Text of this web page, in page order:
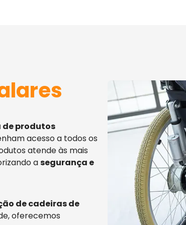
produtos
acesso a todos os
atende às mais
asegurança e
de cadeiras de
oferecemos